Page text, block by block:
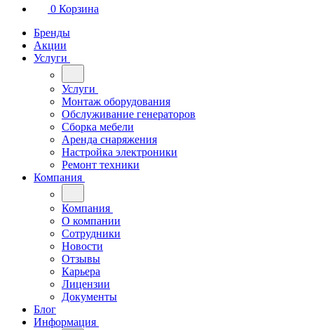
0 Корзина
Бренды
Акции
Услуги
Услуги
Монтаж оборудования
Обслуживание генераторов
Сборка мебели
Аренда снаряжения
Настройка электроники
Ремонт техники
Компания
Компания
О компании
Сотрудники
Новости
Отзывы
Карьера
Лицензии
Документы
Блог
Информация